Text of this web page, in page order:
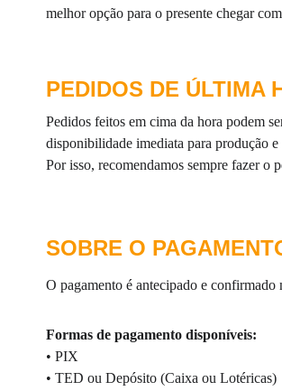
O pagamento é antecipado e
Formas de pagamento disponíveis:
• PIX
• TED ou Depósito (Caixa ou Lotéricas)
melhor opção para o presente chegar
Pedidos feitos em cima da hora podem
disponibilidade imediata para produção e
Por isso, recomendamos sempre fazer o
SOBRE O
PEDIDOS DE ÚLTIMA